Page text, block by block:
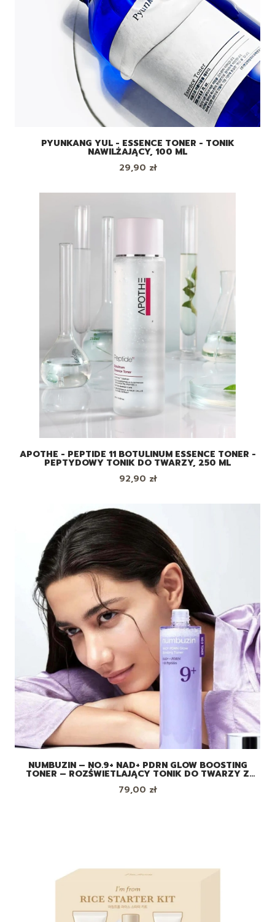
PYUNKANG YUL - ESSENCE TONER - TONIK
NAWILŻAJĄCY, 100 ML
Cena
29,90 zł
APOTHE - PEPTIDE 11 BOTULINUM ESSENCE TONER -
PEPTYDOWY TONIK DO TWARZY, 250 ML
Cena
92,90 zł
NUMBUZIN – NO.9+ NAD+ PDRN GLOW BOOSTING
TONER – ROZŚWIETLAJĄCY TONIK DO TWARZY Z
PDRN I KOENZYMEM NAD+, 150ML
Cena
79,00 zł